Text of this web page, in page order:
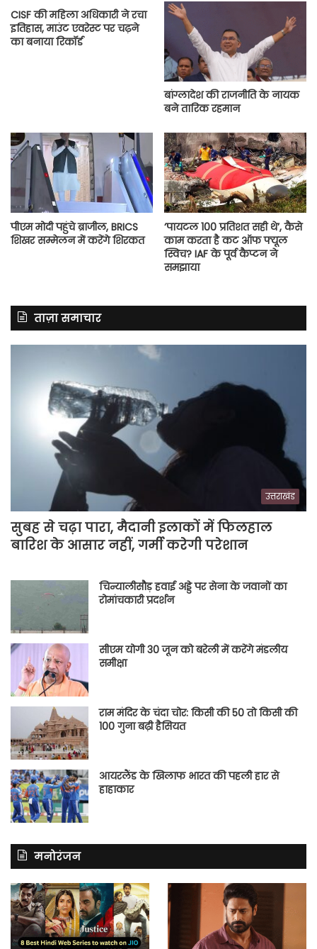
CISF की महिला अधिकारी ने रचा
इतिहास, माउंट एवरेस्ट पर चढ़ने
का बनाया रिकॉर्ड
बांग्लादेश की राजनीति के नायक
बने तारिक रहमान
पीएम मोदी पहुंचे ब्राजील, BRICS
शिखर सम्मेलन में करेंगे शिरकत
‘पायटल 100 प्रतिशत सही थे’, कैसे
काम करता है कट ऑफ फ्यूल
स्विच? IAF के पूर्व कैप्टन ने
समझाया
ताज़ा समाचार
उत्तराखंड
सुबह से चढ़ा पारा, मैदानी इलाकों में फिलहाल
बारिश के आसार नहीं, गर्मी करेगी परेशान
चिन्यालीसौड़ हवाई अड्डे पर सेना के जवानों का
रोमांचकारी प्रदर्शन
सीएम योगी 30 जून को बरेली में करेंगे मंडलीय
समीक्षा
राम मंदिर के चंदा चोर: किसी की 50 तो किसी की
100 गुना बढ़ी हैसियत
आयरलैंड के खिलाफ भारत की पहली हार से
हाहाकार
मनोरंजन